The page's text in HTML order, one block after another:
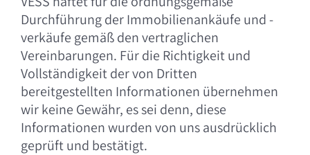
Durchführung der Immobilienankäufe und -
verkäufe gemäß den vertraglichen
Vereinbarungen. Für die Richtigkeit und
Vollständigkeit der von Dritten
bereitgestellten Informationen übernehmen
wir keine Gewähr, es sei denn, diese
Informationen wurden von uns ausdrücklich
geprüft und bestätigt.